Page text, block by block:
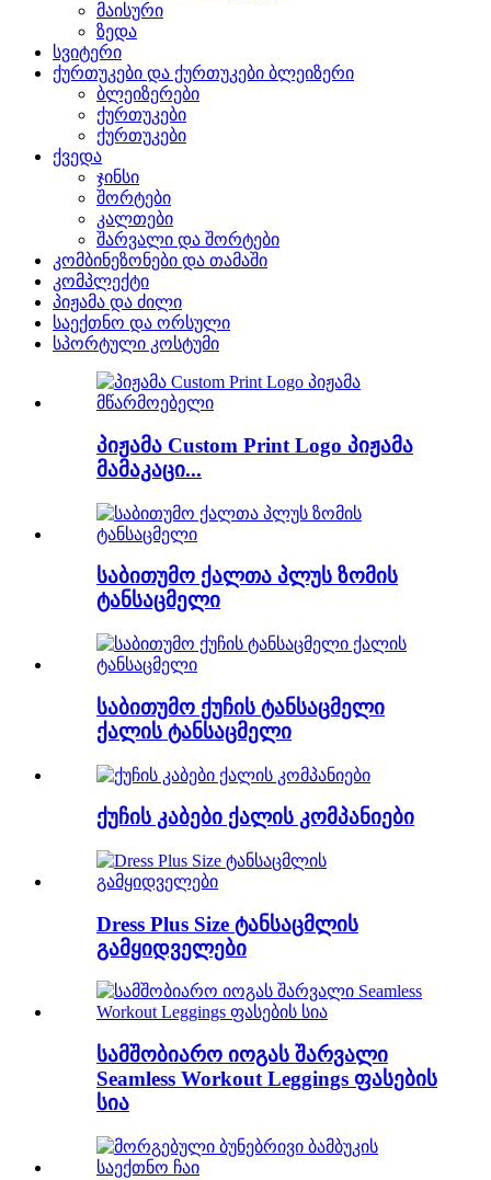
მაისური
ზედა
სვიტერი
ქურთუკები და ქურთუკები ბლეიზერი
ბლეიზერები
ქურთუკები
ქურთუკები
ქვედა
ჯინსი
შორტები
კალთები
შარვალი და შორტები
კომბინეზონები და თამაში
კომპლექტი
პიჟამა და ძილი
საექთნო და ორსული
სპორტული კოსტუმი
პიჟამა Custom Print Logo პიჟამა
მამაკაცი...
საბითუმო ქალთა პლუს ზომის
ტანსაცმელი
საბითუმო ქუჩის ტანსაცმელი
ქალის ტანსაცმელი
ქუჩის კაბები ქალის კომპანიები
Dress Plus Size ტანსაცმლის
გამყიდველები
სამშობიარო იოგას შარვალი
Seamless Workout Leggings ფასების
სია